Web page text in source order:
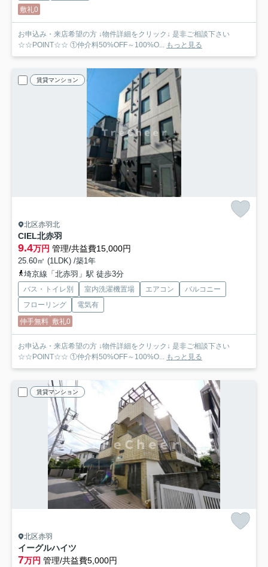
敷礼0
お申込み・来店希望の方 ↓物件詳細をクリック↓ 是非ご相談下さい
☆☆POINT☆☆ ①仲介料50%OFF～100%O... もっと見る
賃貸マンション
北区赤羽北
CIEL北赤羽
9.4万円 管理/共益費15,000円
25.60㎡ (1LDK) /築1年
埼京線「北赤羽」駅 徒歩3分
バス・トイレ別 室内洗濯機置場 エアコン
バルコニー
フローリング
電気有
仲手無料 敷礼0
お申込み・来店希望の方 ↓物件詳細をクリック↓ 是非ご相談下さい
☆☆POINT☆☆ ①仲介料50%OFF～100%O... もっと見る
賃貸マンション
北区赤羽
イーグルハイツ
7万円 管理/共益費5,000円